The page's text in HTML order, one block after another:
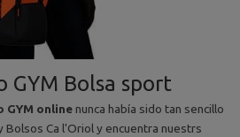
GYM Bolsa sport
GYM online nunca había sido tan sencillo
Bolsos Ca l'Oriol y encuentra nuestrs